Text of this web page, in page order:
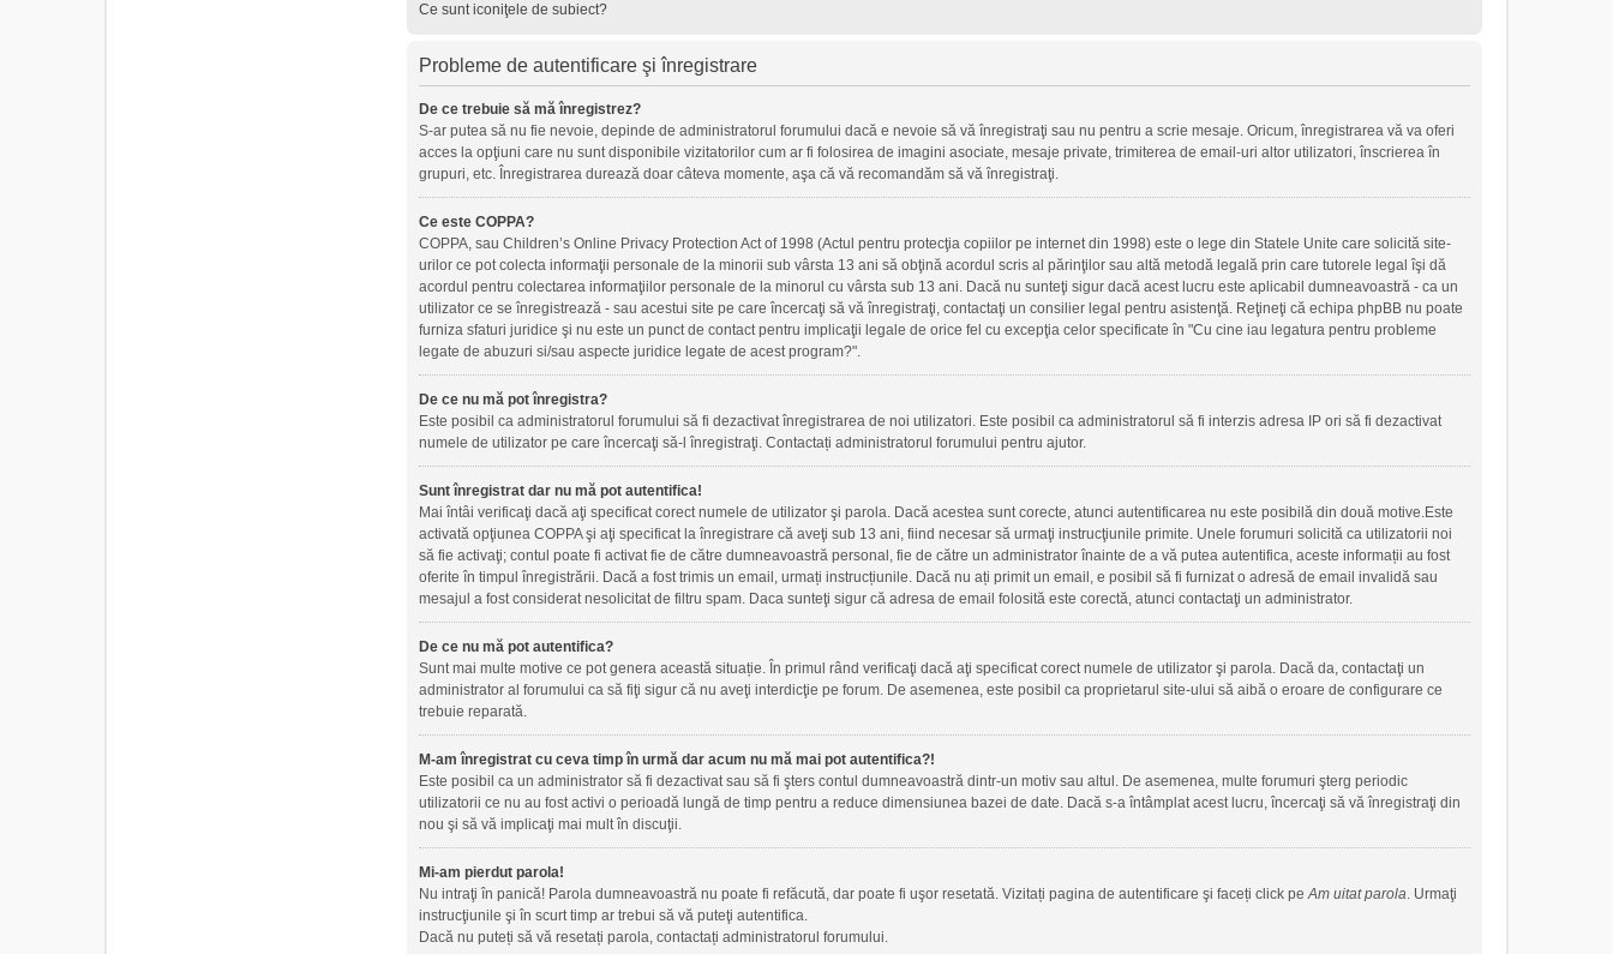
Ce sunt iconiţele de subiect?
Probleme de autentificare şi înregistrare
De ce trebuie să mă înregistrez?
S-ar putea să nu fie nevoie, depinde de administratorul forumului dacă e nevoie să vă înregistraţi sau nu pentru a scrie mesaje. Oricum, înregistrarea vă va oferi
acces la opţiuni care nu sunt disponibile vizitatorilor cum ar fi folosirea de imagini asociate, mesaje private, trimiterea de email-uri altor utilizatori, înscrierea în
grupuri, etc. Înregistrarea durează doar câteva momente, aşa că vă recomandăm să vă înregistraţi.
Ce este COPPA?
COPPA, sau Children’s Online Privacy Protection Act of 1998 (Actul pentru protecţia copiilor pe internet din 1998) este o lege din Statele Unite care solicită site-
urilor ce pot colecta informaţii personale de la minorii sub vârsta 13 ani să obţină acordul scris al părinţilor sau altă metodă legală prin care tutorele legal îşi dă
acordul pentru colectarea informaţiilor personale de la minorul cu vârsta sub 13 ani. Dacă nu sunteţi sigur dacă acest lucru este aplicabil dumneavoastră - ca un
utilizator ce se înregistrează - sau acestui site pe care încercaţi să vă înregistraţi, contactaţi un consilier legal pentru asistenţă. Reţineţi că echipa phpBB nu poate
furniza sfaturi juridice şi nu este un punct de contact pentru implicaţii legale de orice fel cu excepţia celor specificate în "Cu cine iau legatura pentru probleme
legate de abuzuri si/sau aspecte juridice legate de acest program?".
De ce nu mă pot înregistra?
Este posibil ca administratorul forumului să fi dezactivat înregistrarea de noi utilizatori. Este posibil ca administratorul să fi interzis adresa IP ori să fi dezactivat
numele de utilizator pe care încercaţi să-l înregistraţi. Contactați administratorul forumului pentru ajutor.
Sunt înregistrat dar nu mă pot autentifica!
Mai întâi verificaţi dacă aţi specificat corect numele de utilizator şi parola. Dacă acestea sunt corecte, atunci autentificarea nu este posibilă din două motive.Este
activată opţiunea COPPA şi aţi specificat la înregistrare că aveţi sub 13 ani, fiind necesar să urmaţi instrucţiunile primite. Unele forumuri solicită ca utilizatorii noi
să fie activaţi; contul poate fi activat fie de către dumneavoastră personal, fie de către un administrator înainte de a vă putea autentifica, aceste informații au fost
oferite în timpul înregistrării. Dacă a fost trimis un email, urmați instrucțiunile. Dacă nu ați primit un email, e posibil să fi furnizat o adresă de email invalidă sau
mesajul a fost considerat nesolicitat de filtru spam. Daca sunteţi sigur că adresa de email folosită este corectă, atunci contactaţi un administrator.
De ce nu mă pot autentifica?
Sunt mai multe motive ce pot genera această situație. În primul rând verificaţi dacă aţi specificat corect numele de utilizator şi parola. Dacă da, contactaţi un
administrator al forumului ca să fiţi sigur că nu aveţi interdicţie pe forum. De asemenea, este posibil ca proprietarul site-ului să aibă o eroare de configurare ce
trebuie reparată.
M-am înregistrat cu ceva timp în urmă dar acum nu mă mai pot autentifica?!
Este posibil ca un administrator să fi dezactivat sau să fi şters contul dumneavoastră dintr-un motiv sau altul. De asemenea, multe forumuri şterg periodic
utilizatorii ce nu au fost activi o perioadă lungă de timp pentru a reduce dimensiunea bazei de date. Dacă s-a întâmplat acest lucru, încercaţi să vă înregistraţi din
nou şi să vă implicaţi mai mult în discuţii.
Mi-am pierdut parola!
Nu intraţi în panică! Parola dumneavoastră nu poate fi refăcută, dar poate fi uşor resetată. Vizitați pagina de autentificare şi faceți click peAm uitat parola. Urmaţi
instrucţiunile şi în scurt timp ar trebui să vă puteţi autentifica.
Dacă nu puteți să vă resetați parola, contactați administratorul forumului.